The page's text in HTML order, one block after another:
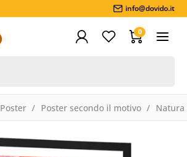
info@dovido.it
0
Poster Poster secondo il motivo Natura